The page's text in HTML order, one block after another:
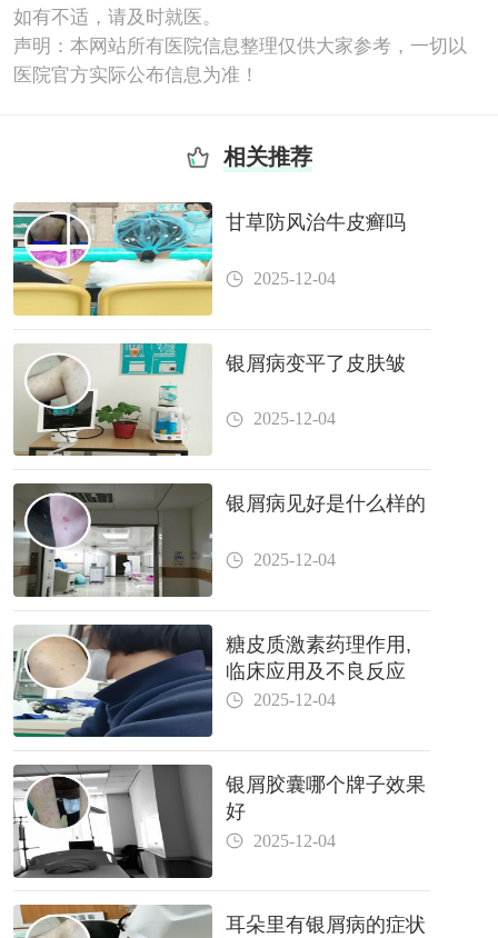
如有不适，请及时就医。
声明：本网站所有医院信息整理仅供大家参考，一切以
医院官方实际公布信息为准！
相关推荐
甘草防风治牛皮癣吗
2025-12-04
银屑病变平了皮肤皱
2025-12-04
银屑病见好是什么样的
2025-12-04
糖皮质激素药理作用,
临床应用及不良反应
2025-12-04
银屑胶囊哪个牌子效果
好
2025-12-04
耳朵里有银屑病的症状